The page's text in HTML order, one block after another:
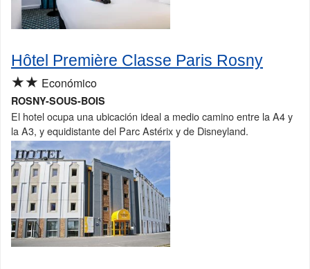
Hôtel Première Classe Paris Rosny
★★ Económico
ROSNY-SOUS-BOIS
El hotel ocupa una ubicación ideal a medio camino entre la A4 y
la A3, y equidistante del Parc Astérix y de Disneyland.